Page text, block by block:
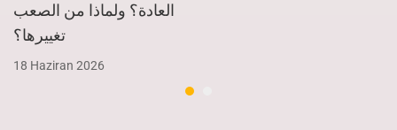
العادة؟ ولماذا من الصعب
تغييرها؟
18 Haziran 2026